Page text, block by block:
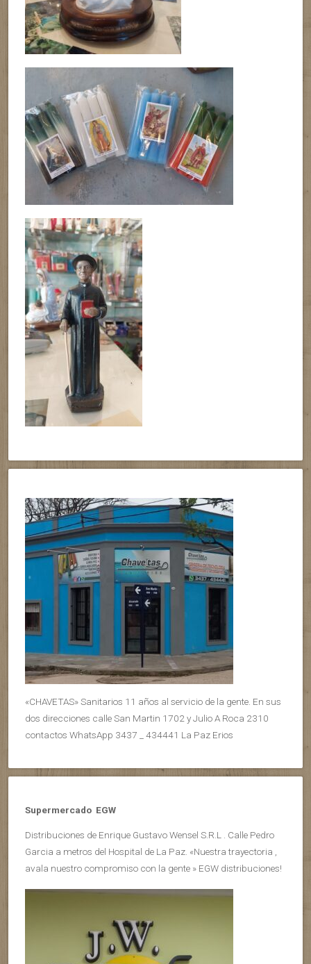
«CHAVETAS» Sanitarios 11 años al servicio de la gente. En sus
dos direcciones calle San Martin 1702 y Julio A Roca 2310
contactos WhatsApp 3437 _ 434441 La Paz Erios
Supermercado EGW
Distribuciones de Enrique Gustavo Wensel S.R.L . Calle Pedro
Garcia a metros del Hospital de La Paz. «Nuestra trayectoria ,
avala nuestro compromiso con la gente » EGW distribuciones!